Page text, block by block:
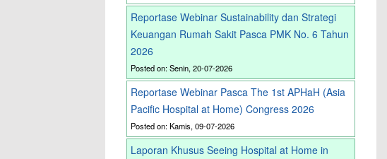
Reportase Webinar Sustainability dan Strategi
Keuangan Rumah Sakit Pasca PMK No. 6 Tahun
2026
Posted on: Senin, 20-07-2026
Reportase Webinar Pasca The 1st APHaH (Asia
Pacific Hospital at Home) Congress 2026
Posted on: Kamis, 09-07-2026
Laporan Khusus Seeing Hospital at Home in